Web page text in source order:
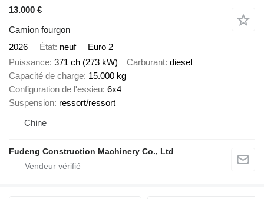
13.000 €
Camion fourgon
2026
État neuf
Euro 2
Puissance 371 ch (273 kW) Carburant diesel
Capacité de charge 15.000 kg
Configuration de l'essieu 6x4
Suspension ressort/ressort
Chine
Fudeng Construction Machinery Co., Ltd